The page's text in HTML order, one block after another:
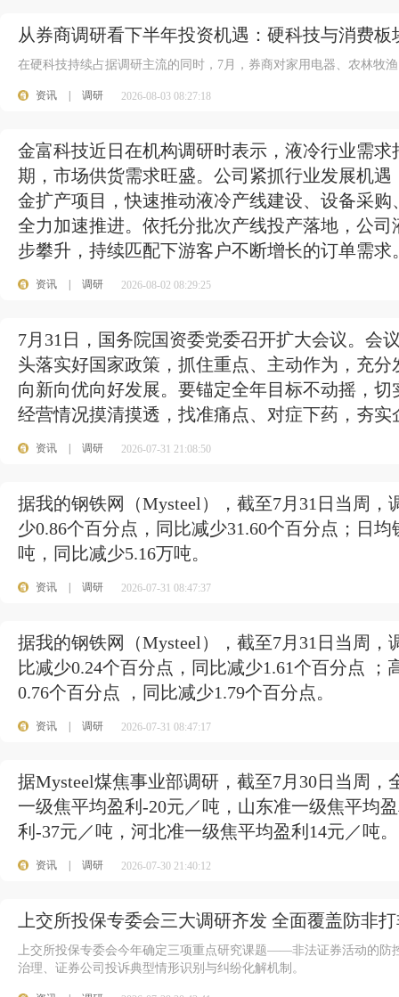
从券商调研看下半年投资机遇：硬科技与消费板
在硬科技持续占据调研主流的同时，7月，券商对家用电器、农林牧
资讯 调研 2026-08-03 08:27:18
金富科技近日在机构调研时表示，液冷行业需
期，市场供货需求旺盛。公司紧抓行业发展机
金扩产项目，快速推动液冷产线建设、设备采
全力加速推进。依托分批次产线投产落地，公
步攀升，持续匹配下游客户不断增长的订单需求
资讯 调研 2026-08-02 08:29:25
7月31日，国务院国资委党委召开扩大会议。会
头落实好国家政策，抓住重点、主动作为，充
向新向优向好发展。要锚定全年目标不动摇，
经营情况摸清摸透，找准痛点、对症下药，夯
资讯 调研 2026-07-31 21:08:50
据我的钢铁网（Mysteel），截至7月31日当周，
少0.86个百分点，同比减少31.60个百分点；日
吨，同比减少5.16万吨。
资讯 调研 2026-07-31 08:47:37
据我的钢铁网（Mysteel），截至7月31日当周，
比减少0.24个百分点，同比减少1.61个百分点
0.76个百分点 ，同比减少1.79个百分点。
资讯 调研 2026-07-31 08:47:17
据Mysteel煤焦事业部调研，截至7月30日当周
一级焦平均盈利-20元／吨，山东准一级焦平均
利-37元／吨，河北准一级焦平均盈利14元／吨。
资讯 调研 2026-07-30 21:40:12
上交所投保专委会三大调研齐发 全面覆盖防非
上交所投保专委会今年确定三项重点研究课题——非法证券活动的防
治理、证券公司投诉典型情形识别与纠纷化解机制。